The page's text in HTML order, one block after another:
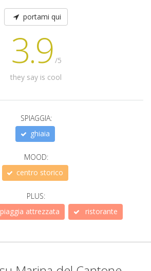
portami qui
3.9 /5
they say is cool
SPIAGGIA:
ghiaia
MOOD:
centro storico
PLUS:
attrezzata ristorante